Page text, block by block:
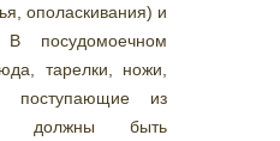
ополаскивания) и
посудомоечном
тарелки, ножи,
поступающие из
должны быть